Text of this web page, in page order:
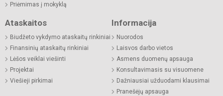
Priėmimas į mokyklą
Ataskaitos
Biudžeto vykdymo ataskaitų rinkiniai
Finansinių ataskaitų rinkiniai
Lėšos veiklai viešinti
Projektai
Viešieji pirkimai
Informacija
Nuorodos
Laisvos darbo vietos
Asmens duomenų apsauga
Konsultavimasis su visuomene
Dažniausiai užduodami klausimai
Pranešėjų apsauga